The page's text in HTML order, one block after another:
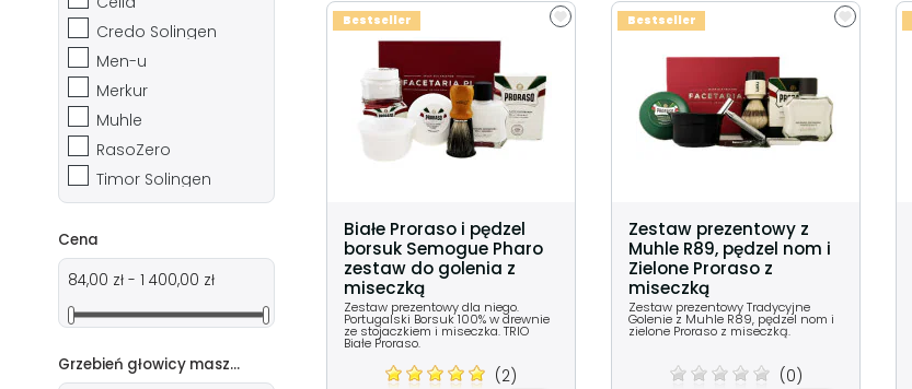
Credo Solingen
Men-u
Merkur
Muhle
RasoZero
Timor Solingen
Cena
84,00 zł - 1 400,00 zł
Grzebień głowicy maszynki
Białe Proraso i pędzel
borsuk Semogue Pharo
zestaw do golenia z
miseczką
Zestaw prezentowy dla niego.
Portugalski Borsuk 100% w drewnie
ze stojaczkiem i miseczka. TRIO
Białe Proraso.
(2)
Bestseller
Zestaw prezentowy z
Muhle R89, pędzel nom i
Zielone Proraso z
miseczką
Zestaw prezentowy Tradycyjne
Golenie z Muhle R89, pędzel nom i
zielone Proraso z miseczką.
(0)
Bestseller